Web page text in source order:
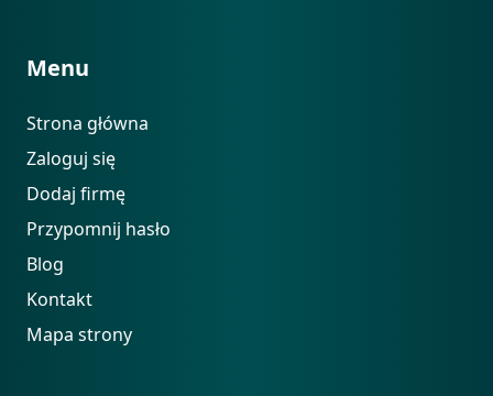
Menu
Strona główna
Zaloguj się
Dodaj firmę
Przypomnij hasło
Blog
Kontakt
Mapa strony